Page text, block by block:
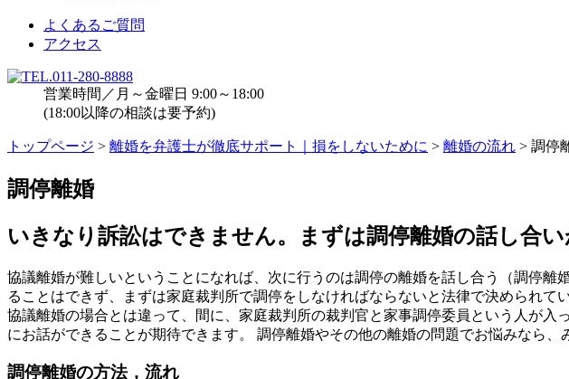
よくあるご質問
アクセス
営業時間／月～金曜日 9:00～18:00
(18:00以降の相談は要予約)
トップページ > 離婚を弁護士が徹底サポート｜損をしないために > 離婚の流れ > 調停
調停離婚
いきなり訴訟はできません。まずは調停離婚の話し合い
協議離婚が難しいということになれば、次に行うのは調停の離婚を話し合う（調停
ることはできず、まずは家庭裁判所で調停をしなければならないと法律で決められ
協議離婚の場合とは違って、間に、家庭裁判所の裁判官と家事調停委員という人が
にお話ができることが期待できます。 調停離婚やその他の離婚の問題でお悩みなら
調停離婚の方法，流れ